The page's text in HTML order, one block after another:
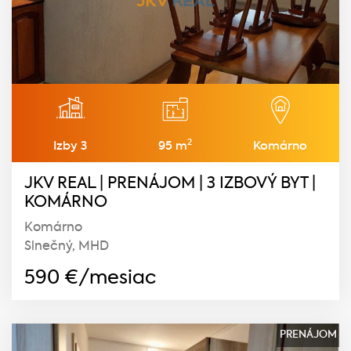
Izby 3 95 m2 Komárno
JKV REAL | PRENÁJOM | 3 IZBOVÝ BYT |
KOMÁRNO
Komárno
Slnečný, MHD
590 €/mesiac
PRENÁJOM